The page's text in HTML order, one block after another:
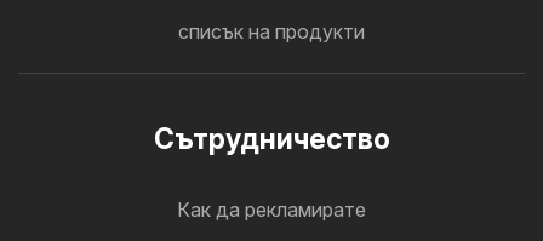
списък на продукти
Cътрудничество
Как да рекламирате